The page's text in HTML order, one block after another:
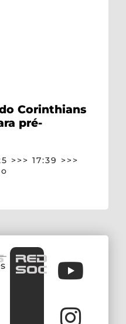
Corinthians
pré-
17:39
REDES
SOCIAIS